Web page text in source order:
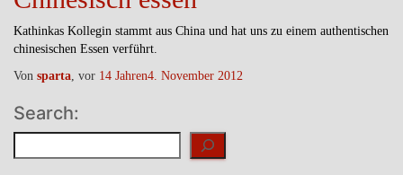
Kathinkas Kollegin stammt aus China und hat uns zu einem authentischen
chinesischen Essen verführt.
Von sparta, vor 14 Jahren4. November 2012
Search: